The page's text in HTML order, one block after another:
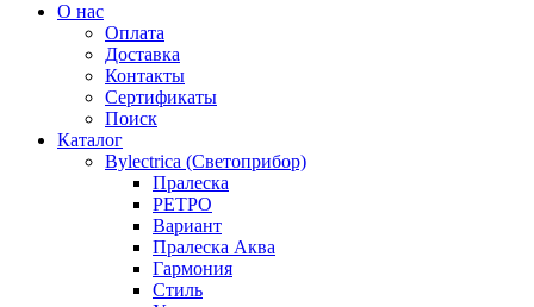
О нас
Оплата
Доставка
Контакты
Сертификаты
Поиск
Каталог
Bylectrica (Светоприбор)
Пралеска
РЕТРО
Вариант
Пралеска Аква
Гармония
Стиль